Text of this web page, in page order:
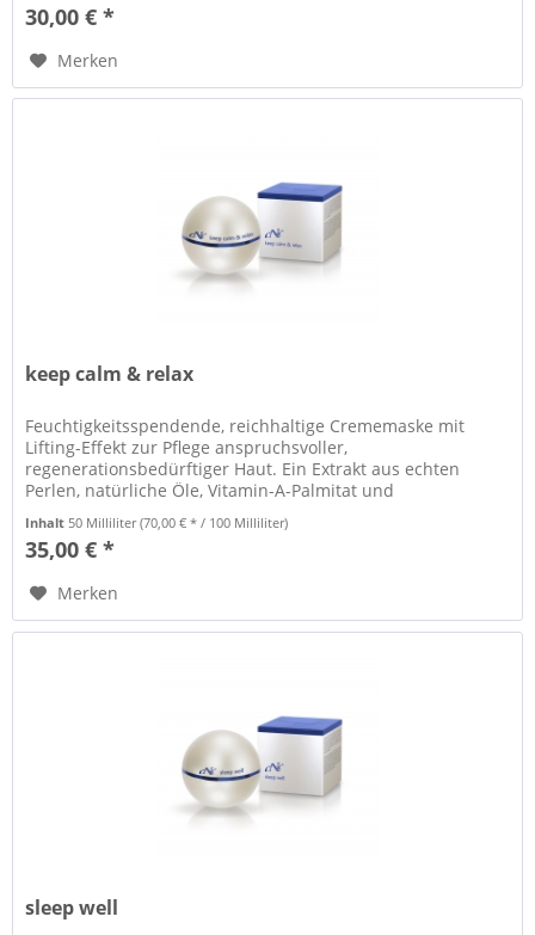
30,00 € *
Merken
keep calm & relax
Feuchtigkeitsspendende, reichhaltige Crememaske mit
Lifting-Effekt zur Pflege anspruchsvoller,
regenerationsbedürftiger Haut. Ein Extrakt aus echten
Perlen, natürliche Öle, Vitamin-A-Palmitat und
Inhalt50 Milliliter(70,00 € * / 100 Milliliter)
35,00 € *
Merken
sleep well